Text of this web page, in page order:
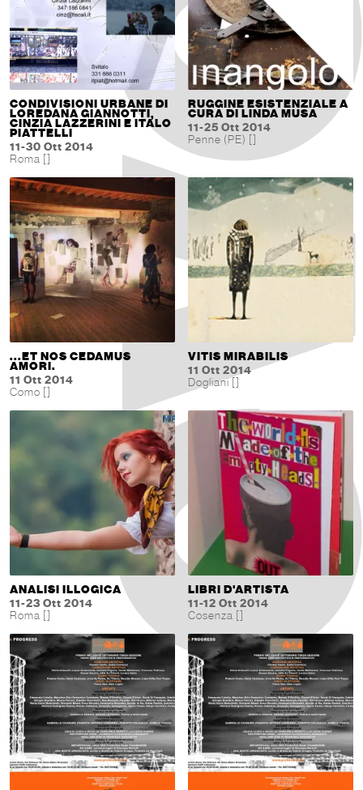
CONDIVISIONI URBANE DI
LOREDANA GIANNOTTI,
CINZIA LAZZERINI E ITALO
PIATTELLI
11-30 Ott 2014
Roma []
RUGGINE ESISTENZIALE A
CURA DI LINDA MUSA
11-25 Ott 2014
Penne (PE) []
...ET NOS CEDAMUS
AMORI.
11 Ott 2014
Como []
VITIS MIRABILIS
11 Ott 2014
Dogliani []
ANALISI ILLOGICA
11-23 Ott 2014
Roma []
LIBRI D'ARTISTA
11-12 Ott 2014
Cosenza []